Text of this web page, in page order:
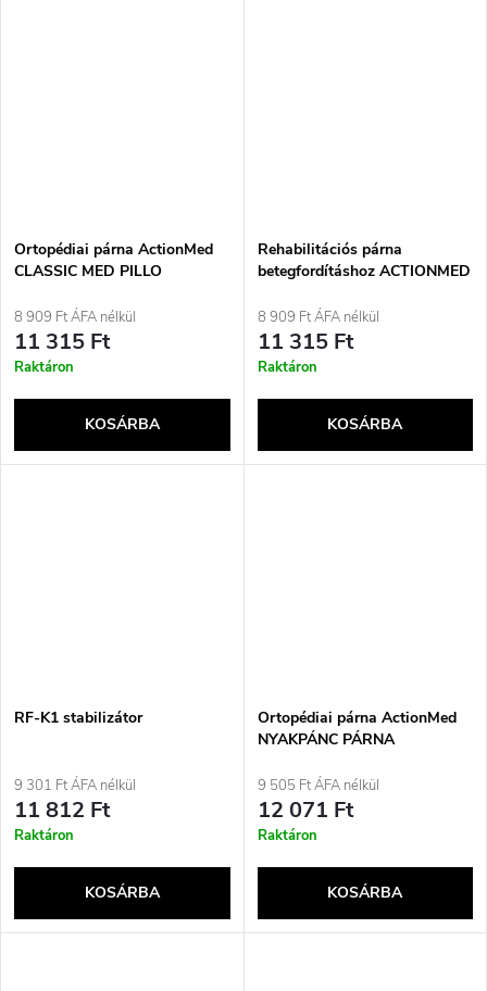
Ortopédiai párna ActionMed
CLASSIC MED PILLO
8 909 Ft ÁFA nélkül
11 315 Ft
Raktáron
KOSÁRBA
Rehabilitációs párna
betegfordításhoz ACTIONMED
8 909 Ft ÁFA nélkül
11 315 Ft
Raktáron
KOSÁRBA
RF-K1 stabilizátor
9 301 Ft ÁFA nélkül
11 812 Ft
Raktáron
KOSÁRBA
Ortopédiai párna ActionMed
NYAKPÁNC PÁRNA
9 505 Ft ÁFA nélkül
12 071 Ft
Raktáron
KOSÁRBA